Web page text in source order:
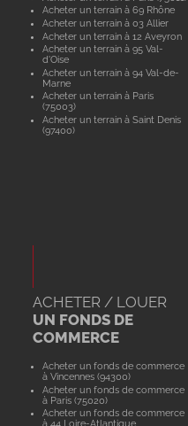
Acheter un terrain à 69 Rhône
Acheter un terrain à 03 Allier
Acheter un terrain à 12 Aveyron
Acheter un terrain à 95 Val-
d'Oise
Acheter un terrain à 94 Val-de-
Marne
Acheter un terrain à Paris
(75003)
Acheter un terrain à Saint Denis
(97400)
ACHETER / LOUER
UN FONDS DE
COMMERCE
Acheter un fonds de commerce
à Vincennes (94300)
Acheter un fonds de commerce
à Paris (75020)
Acheter un fonds de commerce
à 44 Loire-Atlantique